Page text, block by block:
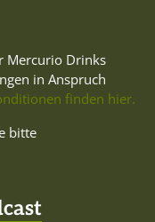
Mercurio Drinks
in Anspruch
finden hier.
bitte